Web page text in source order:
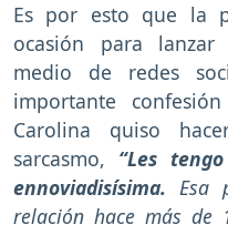
Es por esto que la
ocasión para
medio de redes
importante
Carolina quiso
sarcasmo, “Les
ennoviadisísima. Esa
relación hace más de